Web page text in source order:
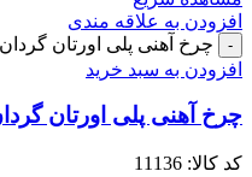
افزودن به علاقه مندی
چرخ آهنی پلی اورتان گردان قطر 250 میلی
افزودن به سبد خرید
چرخ آهنی پلی اورتان گردان قطر 250
کد کالا: 11136